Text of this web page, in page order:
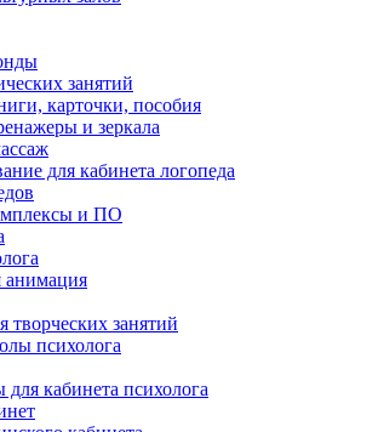
занятий
карточки, пособия
и зеркала
для кабинета логопеда
и ПО
анимация
творческих занятий
психолога
кабинета психолога